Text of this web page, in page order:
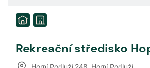
Rekreační středisko
Horní Podluží 248, Horní Podluží